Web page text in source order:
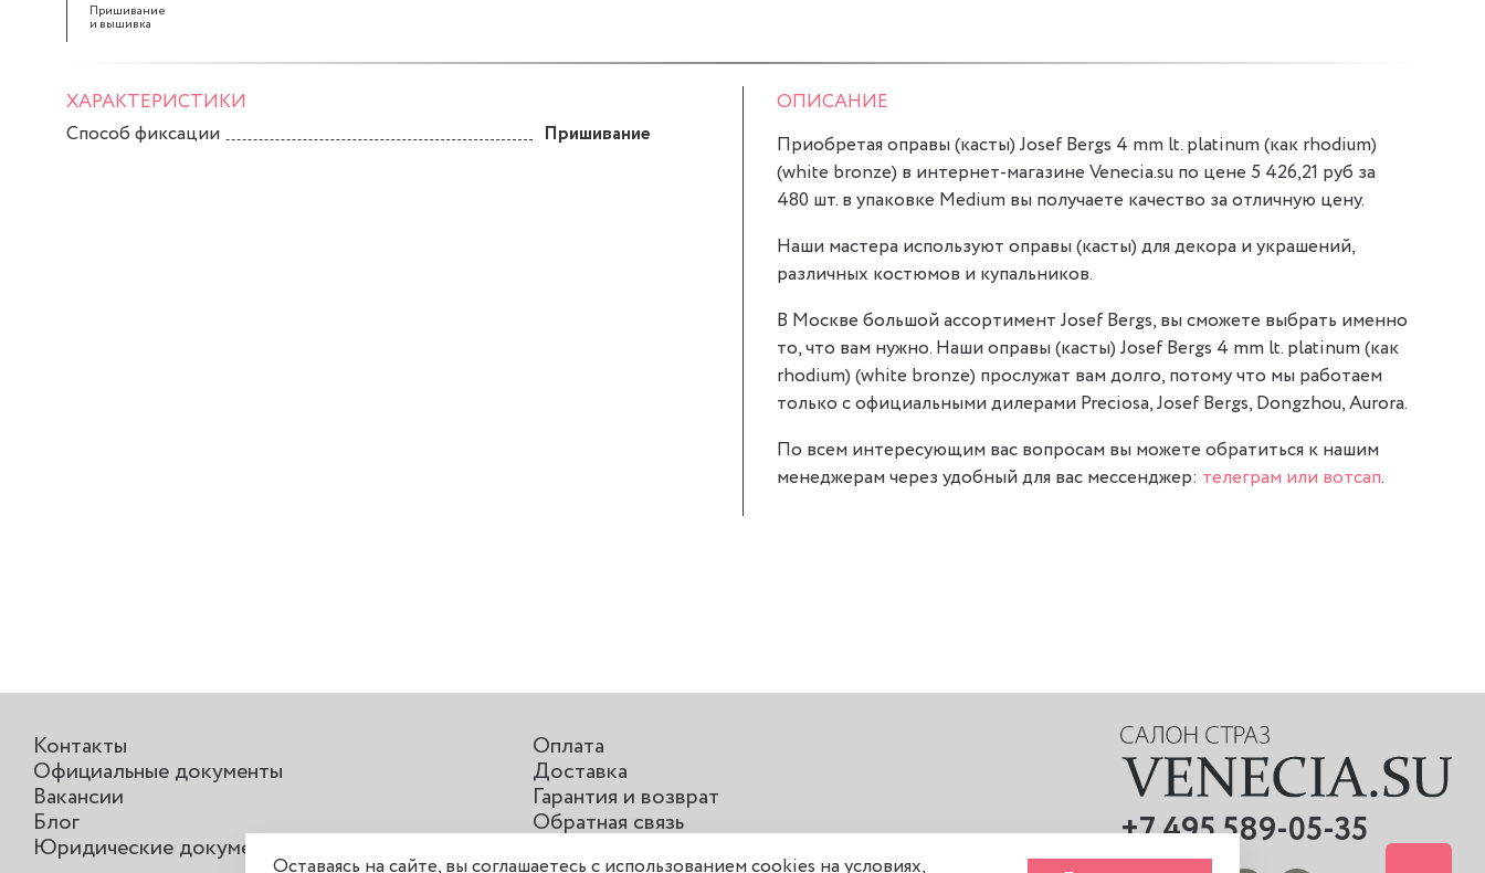
Пришивание
и вышивка
ХАРАКТЕРИСТИКИ
Способ фиксации
Пришивание
ОПИСАНИЕ
Приобретая оправы (касты) Josef Bergs 4 mm lt. platinum (как rhodium)
(white bronze) в интернет-магазине Venecia.su по цене 5 426,21 руб за
480 шт. в упаковке Medium вы получаете качество за отличную цену.
Наши мастера используют оправы (касты) для декора и украшений,
различных костюмов и купальников.
В Москве большой ассортимент Josef Bergs, вы сможете выбрать именно
то, что вам нужно. Наши оправы (касты) Josef Bergs 4 mm lt. platinum (как
rhodium) (white bronze) прослужат вам долго, потому что мы работаем
только с официальными дилерами Preciosa, Josef Bergs, Dongzhou, Aurora.
По всем интересующим вас вопросам вы можете обратиться к нашим
менеджерам через удобный для вас мессенджер: телеграм или вотсап.
Контакты
Официальные документы
Вакансии
Блог
Юридические документы
Оплата
Доставка
Гарантия и возврат
Обратная связь +7 495 589-05-35
Оставаясь на сайте, вы соглашаетесь с использованием cookies на условиях,